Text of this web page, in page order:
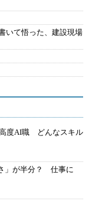
いて悟った、建設現場
度AI職 どんなスキル
」が半分？ 仕事に